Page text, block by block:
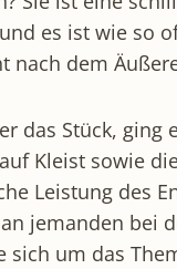
es ist wie so
nach dem
das Stück, ging
Kleist sowie
Leistung des
jemanden bei
sich um das